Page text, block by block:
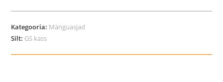
kogus
Kategooria: Mänguasjad
Silt: GS kass